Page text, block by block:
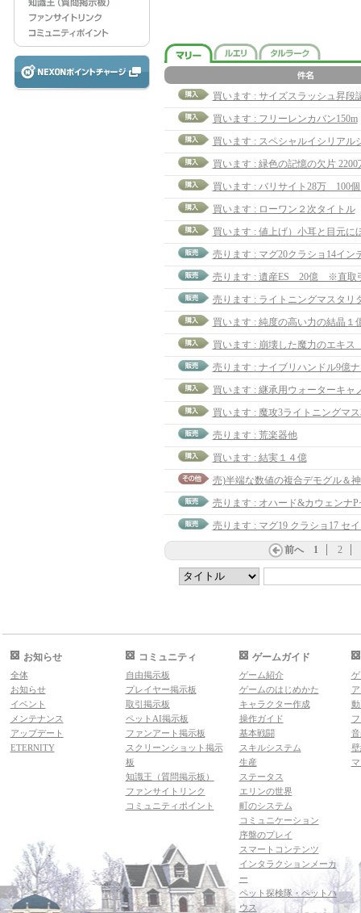
買います : サイズスラッシュ昇段
買います : フリーレンカバン150m
買います : 緑色の記憶の欠片 2200
買います : バリサイト28万 100
買います : ローワン２次タイトル
売ります : マグ20クラショ14イン
売ります : ライトニングマスタリ
買います : 純度の高い力の結晶１
買います : 崩壊した魔力のエキ
売ります : ナイブリハンドル9億
売ります : 荒楽器他
買います : 結実１４億
売ります : マグ19 クラショ17 セ
前へ 1 2
お知らせ
全体
お知らせ
イベント
メンテナンス
アップデート
ETERNITY
コミュニティ
自由掲示板
プレイヤー掲示板
取引掲示板
ペットAI掲示板
ファンアート掲示板
スクリーンショット掲示
板
知識王（質問掲示板）
ファンサイトリンク
コミュニティポイント
ゲームガイド
ゲーム紹介
ゲームのはじめかた
キャラクター作成
操作ガイド
基本戦闘
スキルシステム
生産
ステータス
エリンの世界
町のシステム
コミュニケーション
序盤のプレイ
スマートコンテンツ
インタラクションメーカ
ー
ペット探検隊・ペットハ
ウス